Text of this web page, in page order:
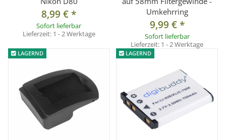
8,99 €*
Sofort lieferbar
Lieferzeit: 1 - 2 Werktage
Umkehrring
9,99 €*
Sofort lieferbar
Lieferzeit: 1 - 2 Werktage
LAGERND LAGERND